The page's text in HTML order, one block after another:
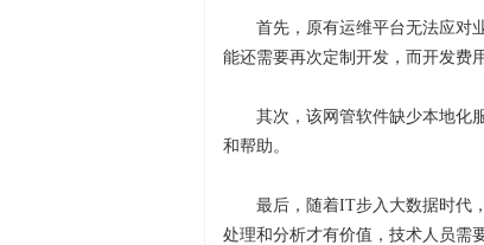
首先，原有运维平台无法应对
能还需要再次定制开发，而开发费
其次，该网管软件缺少本地化
和帮助。
最后，随着IT步入大数据时代
处理和分析才有价值，技术人员需